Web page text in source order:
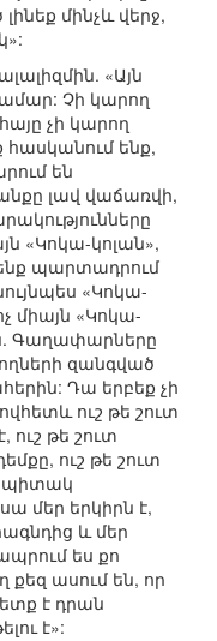
մինչև վերջ,
«Այն
Չի կարող
չի կարող
հասկանում ենք,
են
լավ վաճառվի,
«Կոկա-կոլան»,
պարտադրում
«Կոկա-
միայն «Կոկա-
Գաղափարները
զանգված
Դա երբեք չի
ուշ թե շուտ
ուշ թե շուտ
ուշ թե շուտ
մեր երկիրն է,
և մեր
ես քո
ասում են, որ
է դրան
է»: